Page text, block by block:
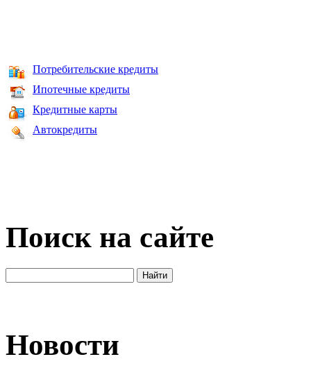
Потребительские кредиты
Ипотечные кредиты
Кредитные карты
Автокредиты
Поиск на сайте
Новости